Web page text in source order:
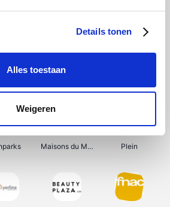
Details tonen
Alles toestaan
Weigeren
Guide Bergfreunde Pazzox
Maisons du Monde Plein